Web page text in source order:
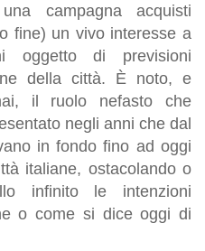
campagna acquisti
fine) un vivo interesse a
oggetto di previsioni
della città. È noto, e
il ruolo nefasto che
negli anni che dal
in fondo fino ad oggi
italiane, ostacolando o
infinito le intenzioni
o come si dice oggi di